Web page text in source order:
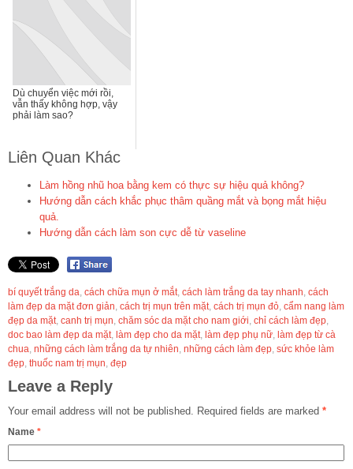
Dù chuyển việc mới rồi,
vẫn thấy không hợp, vậy
phải làm sao?
Liên Quan Khác
Làm hồng nhũ hoa bằng kem có thực sự hiệu quả không?
Hướng dẫn cách khắc phục thâm quầng mắt và bọng mắt hiệu
quả.
Hướng dẫn cách làm son cực dễ từ vaseline
bí quyết trắng da cách chữa mụn ở mắt cách làm trắng da tay nhanh cách
làm đẹp da mặt đơn giản cách trị mụn trên mặt cách trị mụn đỏ cẩm nang làm
đẹp da mặt canh trị mụn chăm sóc da mặt cho nam giới chỉ cách làm đẹp
doc bao làm đẹp da mặt làm đẹp cho da mặt làm đẹp phụ nữ làm đẹp từ cà
chua những cách làm trắng da tự nhiên những cách làm đẹp sức khỏe làm
đẹp thuốc nam trị mụn đẹp
Leave a Reply
Your email address will not be published. Required fields are marked *
Name *